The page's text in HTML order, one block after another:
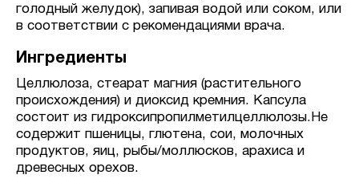
голодный желудок), запивая водой или соком, или
в соответствии с рекомендациями врача.
Ингредиенты
Целлюлоза, стеарат магния (растительного
происхождения) и диоксид кремния. Капсула
состоит из гидроксипропилметилцеллюлозы.Не
содержит пшеницы, глютена, сои, молочных
продуктов, яиц, рыбы/моллюсков, арахиса и
древесных орехов.